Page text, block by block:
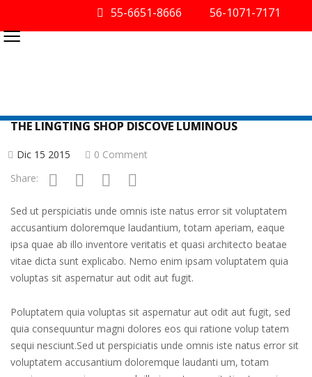
55-6651-8666 56-1071-7171
≡
THE LINGTING SHOP DISCOVE LUMINOUS
Dic 15 2015
0 Comment
Share:
Sed ut perspiciatis unde omnis iste natus error sit voluptatem
accusantium doloremque laudantium, totam aperiam, eaque
ipsa quae ab illo inventore veritatis et quasi architecto beatae
vitae dicta sunt explicabo. Nemo enim ipsam voluptatem quia
voluptas sit aspernatur aut odit aut fugit.
Poluptatem quia voluptas sit aspernatur aut odit aut fugit, sed
quia consequuntur magni dolores eos qui ratione volup tatem
sequi nesciunt.Sed ut perspiciatis unde omnis iste natus error sit
voluptatem accusantium doloremque laudanti um, totam